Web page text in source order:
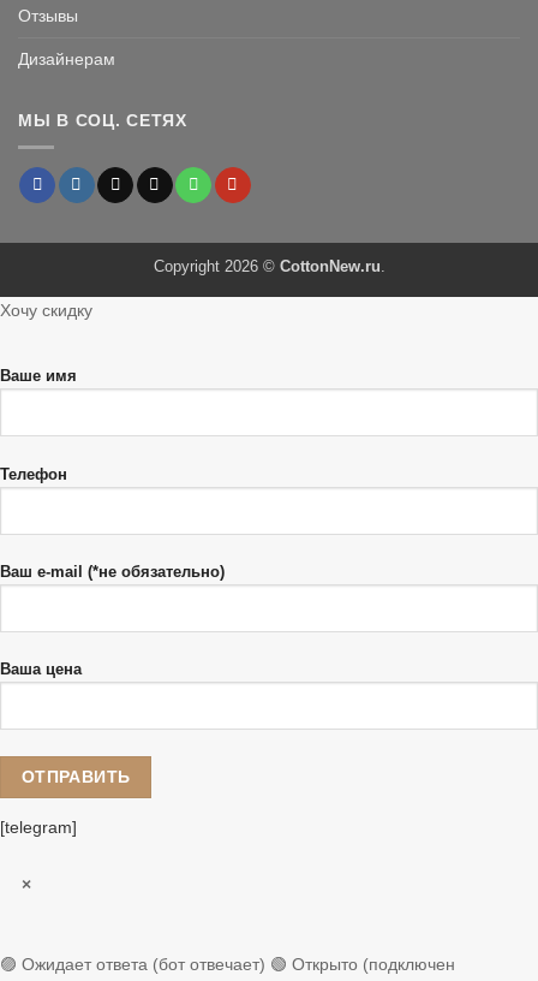
Отзывы
Дизайнерам
МЫ В СОЦ. СЕТЯХ
Copyright 2026 © CottonNew.ru.
Хочу скидку
Ваше имя
Телефон
Ваш e-mail (*не обязательно)
Ваша цена
[telegram]
×
🟣 Ожидает ответа (бот отвечает) 🟢 Открыто (подключен